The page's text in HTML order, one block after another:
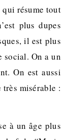
résume tout
plus dupes
il est plus
social. On a un
On est aussi
très misérable :
à un âge plus